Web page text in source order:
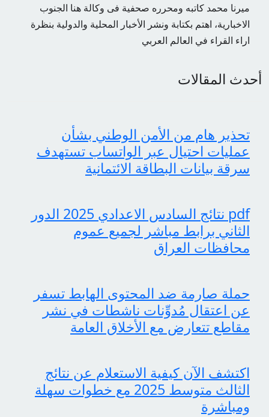
ميرنا محمد كاتبه ومحرره صحفية فى وكالة هنا الجنوب
الاخبارية، اهتم بكتابة ونشر الأخبار المحلية والدولية بنظرة
اراء القراء في العالم العربي
أحدث المقالات
تحذير هام من الأمن الوطني بشأن
عمليات احتيال عبر الواتساب تستهدف
سرقة بيانات البطاقة الائتمانية
pdf نتائج السادس الاعدادي 2025 الدور
الثاني برابط مباشر لجميع عموم
محافظات العراق
حملة صارمة ضد المحتوى الهابط تسفر
عن اعتقال مُدوِّنات ناشطات في نشر
مقاطع تتعارض مع الأخلاق العامة
اكتشف الآن كيفية الاستعلام عن نتائج
الثالث متوسط 2025 مع خطوات سهلة
ومباشرة